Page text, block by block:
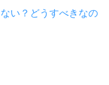
い？どうすべきなの